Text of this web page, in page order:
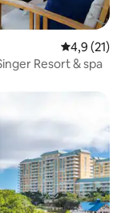
4,9 de uma
4,9 (21)
Resort & spa